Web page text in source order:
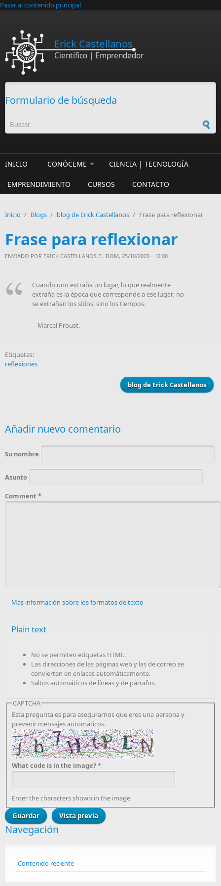
Pasar al contenido principal
Erick Castellanos
Científico | Emprendedor
Formulario de búsqueda
INICIO CONÓCEME CIENCIA | TECNOLOGÍA
EMPRENDIMIENTO CURSOS CONTACTO
Inicio / Blogs / blog de Erick Castellanos / Frase para reflexionar
Frase para reflexionar
ENVIADO POR ERICK CASTELLANOS EL DOM, 25/10/2020 - 10:00
Cuando uno extraña un lugar, lo que realmente
extraña es la época que corresponde a ese lugar; no
se extrañan los sitios, sino los tiempos.
-- Marcel Proust.
Etiquetas:
reflexiones
blog de Erick Castellanos
Añadir nuevo comentario
Su nombre
Asunto
Comment *
Más información sobre los formatos de texto
Plain text
No se permiten etiquetas HTML.
Las direcciones de las páginas web y las de correo se
convierten en enlaces automáticamente.
Saltos automáticos de líneas y de párrafos.
CAPTCHA
Esta pregunta es para asegurarnos que eres una persona y
prevenir mensajes automáticos.
What code is in the image?*
Enter the characters shown in the image.
Navegación
Contenido reciente